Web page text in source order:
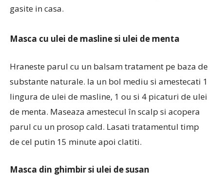
gasite in casa.
Masca cu ulei de masline si ulei de menta
Hraneste parul cu un balsam tratament pe baza de
substante naturale. Ia un bol mediu si amestecati 1
lingura de ulei de masline, 1 ou si 4 picaturi de ulei
de menta. Maseaza amestecul în scalp si acopera
parul cu un prosop cald. Lasati tratamentul timp
de cel putin 15 minute apoi clatiti.
Masca din ghimbir si ulei de susan